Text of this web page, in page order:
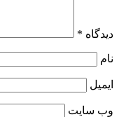
دیدگاه *
نام
ایمیل
وب‌ سایت